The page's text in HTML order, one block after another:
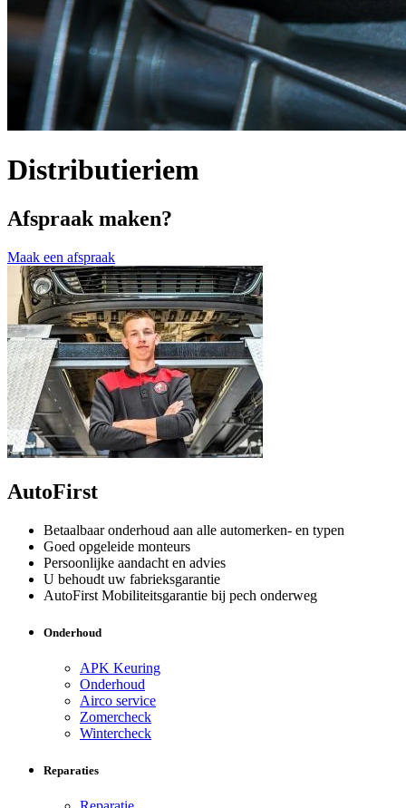
Distributieriem
Afspraak maken?
Maak een afspraak
AutoFirst
Betaalbaar onderhoud aan alle automerken- en typen
Goed opgeleide monteurs
Persoonlijke aandacht en advies
U behoudt uw fabrieksgarantie
AutoFirst Mobiliteitsgarantie bij pech onderweg
Onderhoud
APK Keuring
Onderhoud
Airco service
Zomercheck
Wintercheck
Reparaties